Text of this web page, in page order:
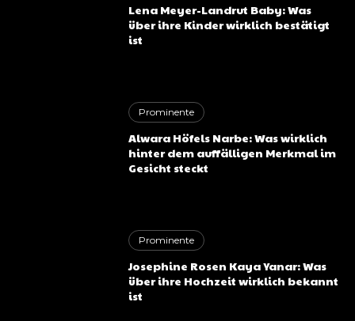
Lena Meyer-Landrut Baby: Was
über ihre Kinder wirklich bestätigt
ist
Prominente
Alwara Höfels Narbe: Was wirklich
hinter dem auffälligen Merkmal im
Gesicht steckt
Prominente
Josephine Rosen Kaya Yanar: Was
über ihre Hochzeit wirklich bekannt
ist